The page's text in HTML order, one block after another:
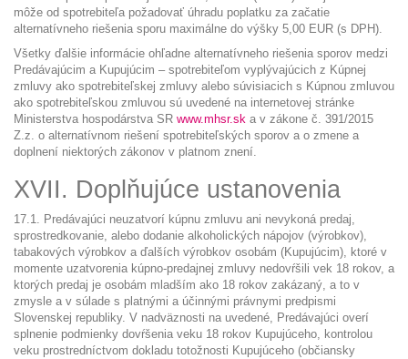
môže od spotrebiteľa požadovať úhradu poplatku za začatie
alternatívneho riešenia sporu maximálne do výšky 5,00 EUR (s DPH).
Všetky ďalšie informácie ohľadne alternatívneho riešenia sporov medzi
Predávajúcim a Kupujúcim – spotrebiteľom vyplývajúcich z Kúpnej
zmluvy ako spotrebiteľskej zmluvy alebo súvisiacich s Kúpnou zmluvou
ako spotrebiteľskou zmluvou sú uvedené na internetovej stránke
Ministerstva hospodárstva SR www.mhsr.sk a v zákone č. 391/2015
Z.z. o alternatívnom riešení spotrebiteľských sporov a o zmene a
doplnení niektorých zákonov v platnom znení.
XVII. Doplňujúce ustanovenia
17.1. Predávajúci neuzatvorí kúpnu zmluvu ani nevykoná predaj,
sprostredkovanie, alebo dodanie alkoholických nápojov (výrobkov),
tabakových výrobkov a ďalších výrobkov osobám (Kupujúcim), ktoré v
momente uzatvorenia kúpno-predajnej zmluvy nedovŕšili vek 18 rokov, a
ktorých predaj je osobám mladším ako 18 rokov zakázaný, a to v
zmysle a v súlade s platnými a účinnými právnymi predpismi
Slovenskej republiky. V nadväznosti na uvedené, Predávajúci overí
splnenie podmienky dovŕšenia veku 18 rokov Kupujúceho, kontrolou
veku prostredníctvom dokladu totožnosti Kupujúceho (občiansky